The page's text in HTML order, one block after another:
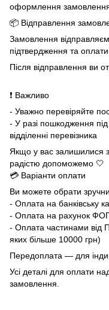
оформлення
📦 Відправлення
Замовлення
підтвердження та оплати.
Після відправлення ви
❗ Важливо
- Уважно перевіряйте
- У разі пошкодження
відділенні перевізника
Якщо у вас залишилися
радістю допоможемо 🤍
💳 Варіанти оплати
Ви можете обрати
- Оплата на банківську
- Оплата на рахунок
- Оплата частинами від
яких більше 10000 грн)
Передоплата — для
Усі деталі для оплати
замовлення.